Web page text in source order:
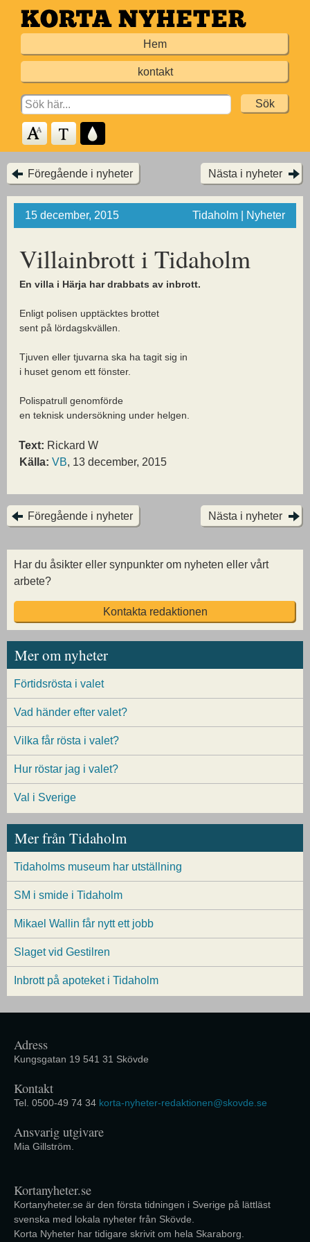
Hoppa
till
Hem
kontakt
Search
for:
Föregående i nyheter Nästa i nyheter
15 december, 2015 Tidaholm | Nyheter
Villainbrott i Tidaholm
En villa i Härja har drabbats av inbrott.
Enligt polisen upptäcktes brottet
sent på lördagskvällen.
Tjuven eller tjuvarna ska ha tagit sig in
i huset genom ett fönster.
Polispatrull genomförde
en teknisk undersökning under helgen.
Text: Rickard W
Källa: VB, 13 december, 2015
Föregående i nyheter Nästa i nyheter
Har du åsikter eller synpunkter om nyheten eller vårt
arbete?
Kontakta redaktionen
Mer om nyheter
Förtidsrösta i valet
Vad händer efter valet?
Vilka får rösta i valet?
Hur röstar jag i valet?
Val i Sverige
Mer från Tidaholm
Tidaholms museum har utställning
SM i smide i Tidaholm
Mikael Wallin får nytt ett jobb
Slaget vid Gestilren
Inbrott på apoteket i Tidaholm
Adress
Kungsgatan 19 541 31 Skövde
Kontakt
Tel. 0500-49 74 34 korta-nyheter-redaktionen@skovde.se
Ansvarig utgivare
Mia Gillström.
Kortanyheter.se
Kortanyheter.se är den första tidningen i Sverige på lättläst
svenska med lokala nyheter från Skövde.
Korta Nyheter har tidigare skrivit om hela Skaraborg.